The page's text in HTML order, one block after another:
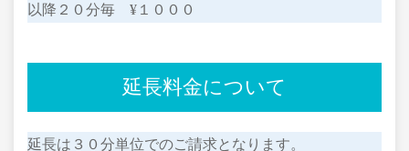
以降２０分毎 ¥１０００
延長料金について
延長は３０分単位でのご請求となります。